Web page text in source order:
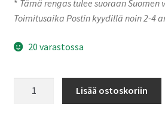
* Tämä rengas tulee suoraan Suomen
Toimitusaika Postin kyydillä noin 2-4
20 varastossa
Lisää ostoskoriin